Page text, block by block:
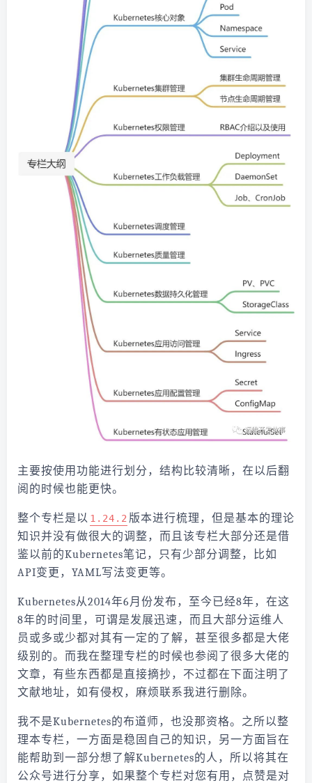
主要按使用功能进行划分，结构比较清晰，在以后翻
阅的时候也能更快。
整个专栏是以 1.24.2 版本进行梳理，但是基本的理论
知识并没有做很大的调整，而且该专栏大部分还是借
鉴以前的Kubernetes笔记，只有少部分调整，比如
API变更，YAML写法变更等。
Kubernetes从2014年6月份发布，至今已经8年，在这
8年的时间里，可谓是发展迅速，而且大部分运维人
员或多或少都对其有一定的了解，甚至很多都是大佬
级别的。而我在整理专栏的时候也参阅了很多大佬的
文章，有些东西都是直接摘抄，不过都在下面注明了
文献地址，如有侵权，麻烦联系我进行删除。
我不是Kubernetes的布道师，也没那资格。之所以整
理本专栏，一方面是稳固自己的知识，另一方面旨在
能帮助到一部分想了解Kubernetes的人，所以将其在
公众号进行分享，如果整个专栏对您有用，点赞是对